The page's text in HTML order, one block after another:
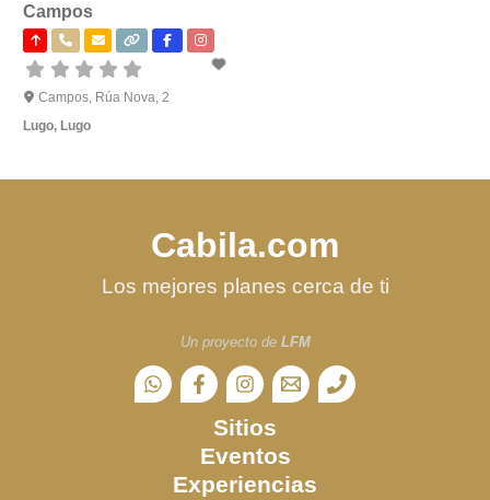
Campos
Campos, Rúa Nova, 2
Lugo, Lugo
Cabila.com
Los mejores planes cerca de ti
Un proyecto de LFM
Sitios
Eventos
Experiencias